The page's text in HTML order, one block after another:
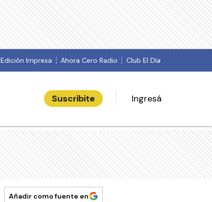
Edición Impresa Ahora Cero Radio Club El Día
Suscribite Ingresá
Añadir como fuente en